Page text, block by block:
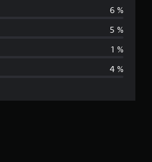
e
n
n
d
6 %
5 %
1 %
4 %